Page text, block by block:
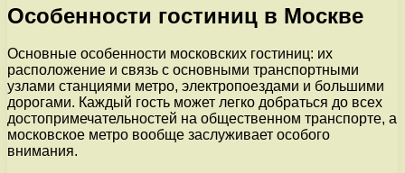
Особенности гостиниц в Москве
Основные особенности московских гостиниц: их
расположение и связь с основными транспортными
узлами станциями метро, электропоездами и большими
дорогами. Каждый гость может легко добраться до всех
достопримечательностей на общественном транспорте, а
московское метро вообще заслуживает особого
внимания.